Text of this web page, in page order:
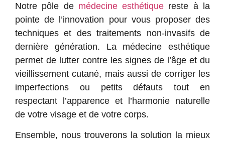
Notre pôle de médecine esthétique reste à la
pointe de l’innovation pour vous proposer des
techniques et des traitements non-invasifs de
dernière génération. La médecine esthétique
permet de lutter contre les signes de l’âge et du
vieillissement cutané, mais aussi de corriger les
imperfections ou petits défauts tout en
respectant l’apparence et l’harmonie naturelle
de votre visage et de votre corps.
Ensemble, nous trouverons la solution la mieux